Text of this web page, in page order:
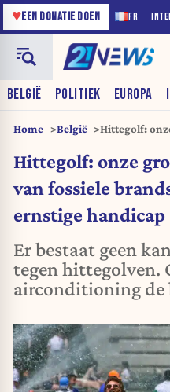
FR
♥EEN DONATIE DOEN
BELGIË POLITIEK EUROPA
Home België
Hittegolf:
handicap
Hittegolf: onze
van fossiele
ernstige
Er bestaat geen
tegen
airconditioning de